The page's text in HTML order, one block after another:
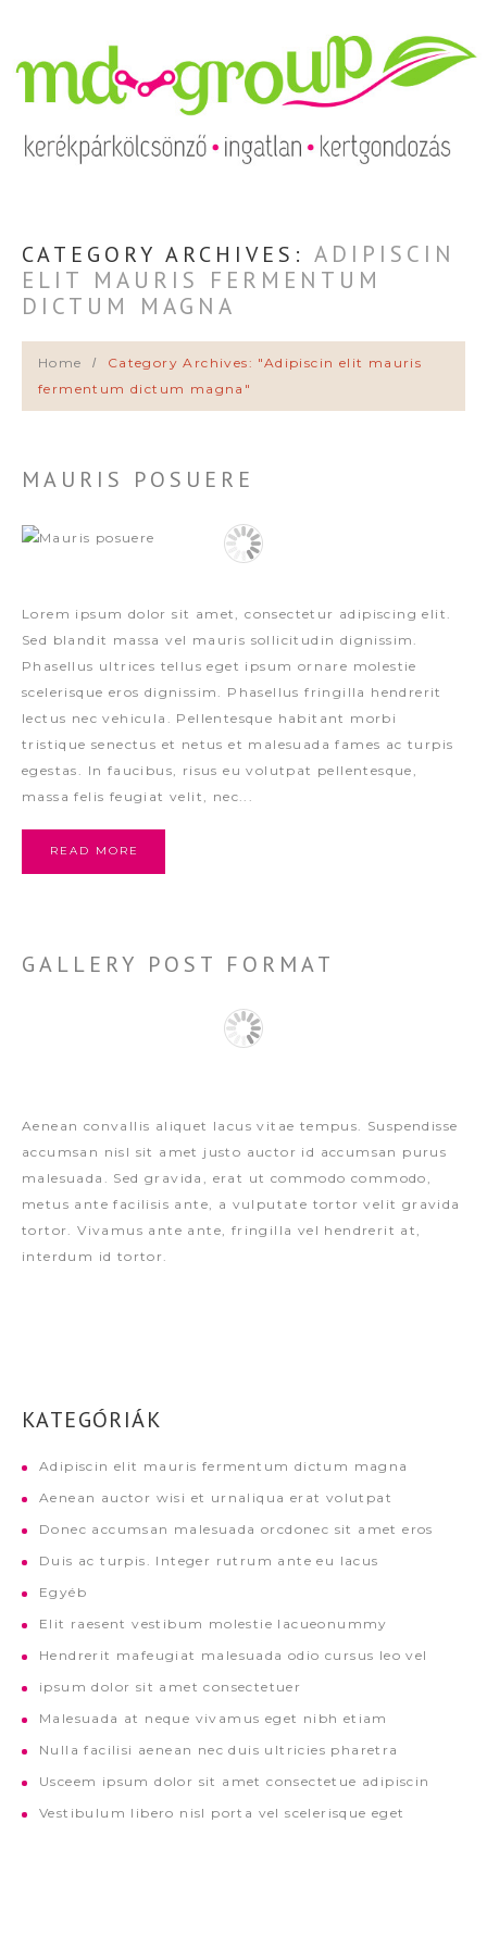
CATEGORY ARCHIVES: ADIPISCIN
ELIT MAURIS FERMENTUM
DICTUM MAGNA
Home
Category Archives: "Adipiscin elit mauris
fermentum dictum magna"
MAURIS POSUERE
Lorem ipsum dolor sit amet, consectetur adipiscing elit.
Sed blandit massa vel mauris sollicitudin dignissim.
Phasellus ultrices tellus eget ipsum ornare molestie
scelerisque eros dignissim. Phasellus fringilla hendrerit
lectus nec vehicula. Pellentesque habitant morbi
tristique senectus et netus et malesuada fames ac turpis
egestas. In faucibus, risus eu volutpat pellentesque,
massa felis feugiat velit, nec...
READ MORE
GALLERY POST FORMAT
Aenean convallis aliquet lacus vitae tempus. Suspendisse
accumsan nisl sit amet justo auctor id accumsan purus
malesuada. Sed gravida, erat ut commodo commodo,
metus ante facilisis ante, a vulputate tortor velit gravida
tortor. Vivamus ante ante, fringilla vel hendrerit at,
interdum id tortor.
KATEGÓRIÁK
Adipiscin elit mauris fermentum dictum magna
Aenean auctor wisi et urnaliqua erat volutpat
Donec accumsan malesuada orcdonec sit amet eros
Duis ac turpis. Integer rutrum ante eu lacus
Egyéb
Elit raesent vestibum molestie lacueonummy
Hendrerit mafeugiat malesuada odio cursus leo vel
ipsum dolor sit amet consectetuer
Malesuada at neque vivamus eget nibh etiam
Nulla facilisi aenean nec duis ultricies pharetra
Usceem ipsum dolor sit amet consectetue adipiscin
Vestibulum libero nisl porta vel scelerisque eget